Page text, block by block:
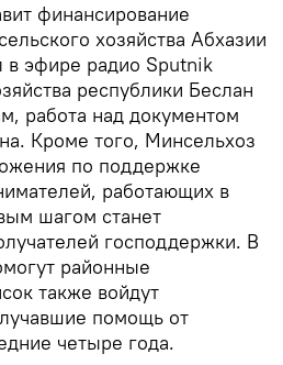
финансирование
хозяйства Абхазии
эфире радио Sputnik
республики Беслан
работа над документом
Кроме того, Минсельхоз
по поддержке
работающих в
шагом станет
господдержки. В
районные
также войдут
помощь от
четыре года.